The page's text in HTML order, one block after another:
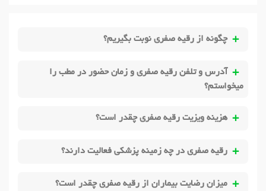
چگونه از رقیه صفری نوبت بگیریم؟
آدرس و تلفن رقیه صفری و زمان حضور در مطب را
میخواستم؟
هزینه ویزیت رقیه صفری چقدر است؟
رقیه صفری در چه زمینه پزشکی فعالیت دارند؟
میزان رضایت بیماران از رقیه صفری چقدر است؟